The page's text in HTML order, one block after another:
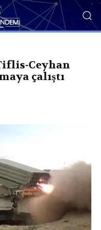
Ceyhan
çalıştı